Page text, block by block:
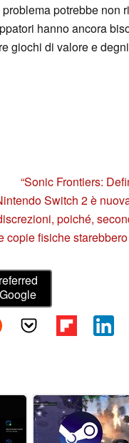
potrebbe non
hanno ancora
giochi di valore e
“Sonic Frontiers:
Switch 2 è
poiché,
copie fisiche